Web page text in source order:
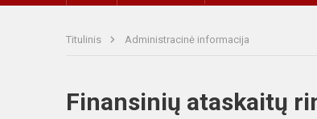
Titulinis Administracinė informacija
Finansinių ataskaitų